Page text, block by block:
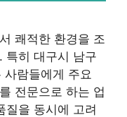
쾌적한 환경을 조
특히 대구시 남구
사람들에게 주요
전문으로 하는 업
질을 동시에 고려